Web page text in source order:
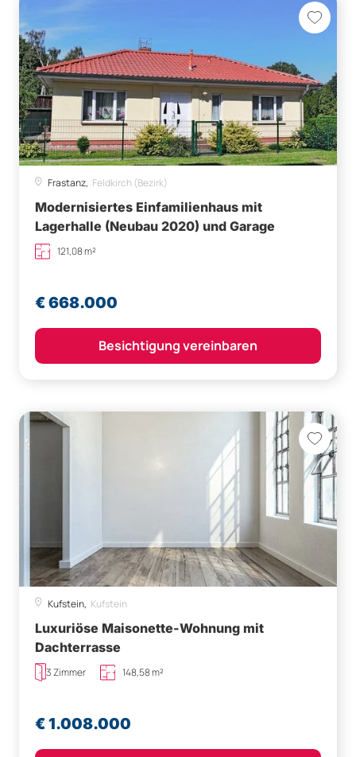
Frastanz, Feldkirch (Bezirk)
Modernisiertes Einfamilienhaus mit
Lagerhalle (Neubau 2020) und Garage
121,08 m²
€ 668.000
Besichtigung vereinbaren
Kufstein, Kufstein
Luxuriöse Maisonette-Wohnung mit
Dachterrasse
3 Zimmer 148,58 m²
€ 1.008.000